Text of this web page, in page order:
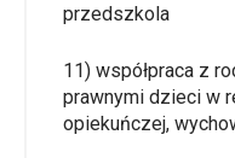
przedszkola
11) współpraca z
prawnymi dzieci w
opiekuńczej,